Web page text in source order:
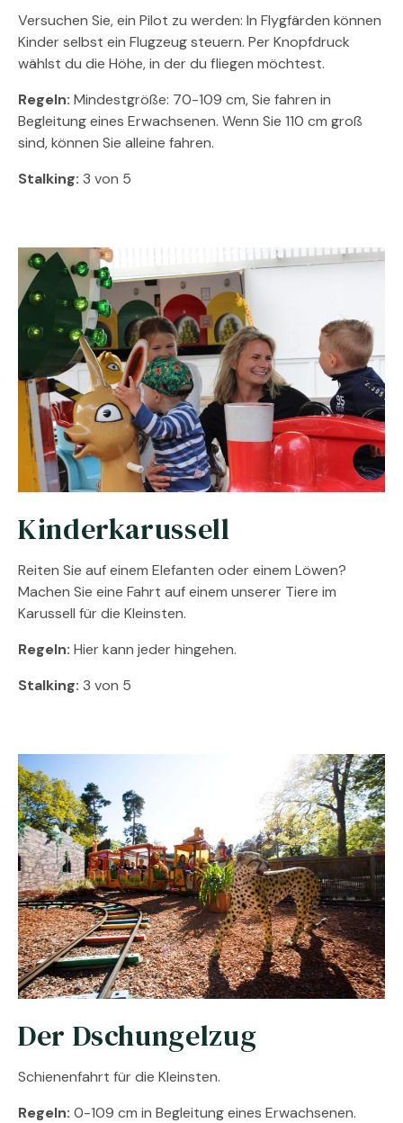
Versuchen Sie, ein Pilot zu werden: In Flygfärden können
Kinder selbst ein Flugzeug steuern. Per Knopfdruck
wählst du die Höhe, in der du fliegen möchtest.
Regeln: Mindestgröße: 70-109 cm, Sie fahren in
Begleitung eines Erwachsenen. Wenn Sie 110 cm groß
sind, können Sie alleine fahren.
Stalking: 3 von 5
Kinderkarussell
Reiten Sie auf einem Elefanten oder einem Löwen?
Machen Sie eine Fahrt auf einem unserer Tiere im
Karussell für die Kleinsten.
Regeln: Hier kann jeder hingehen.
Stalking: 3 von 5
Der Dschungelzug
Schienenfahrt für die Kleinsten.
Regeln: 0-109 cm in Begleitung eines Erwachsenen.